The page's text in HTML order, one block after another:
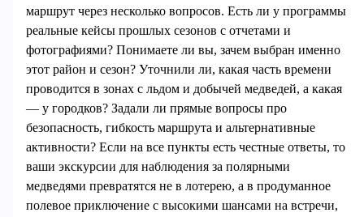
маршрут через несколько вопросов. Есть ли у программы
реальные кейсы прошлых сезонов с отчетами и
фотографиями? Понимаете ли вы, зачем выбран именно
этот район и сезон? Уточнили ли, какая часть времени
проводится в зонах с льдом и добычей медведей, а какая
— у городков? Задали ли прямые вопросы про
безопасность, гибкость маршрута и альтернативные
активности? Если на все пункты есть честные ответы, то
ваши экскурсии для наблюдения за полярными
медведями превратятся не в лотерею, а в продуманное
полевое приключение с высокими шансами на встречи,